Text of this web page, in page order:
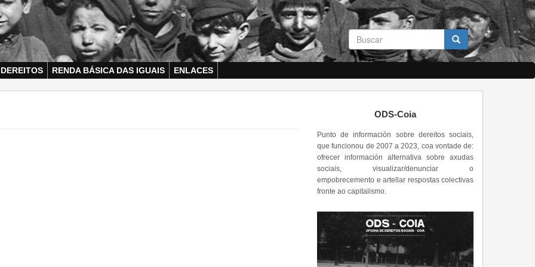
Formulario
de
busca
Buscar
RENDA BÁSICA DAS IGUAIS ENLACES
ODS-Coia
Punto de información sobre dereitos sociais,
que funcionou de 2007 a 2023, coa vontade de:
ofrecer información alternativa sobre axudas
sociais, visualizar/denunciar o
empobrecemento e artellar respostas colectivas
fronte ao capitalismo.